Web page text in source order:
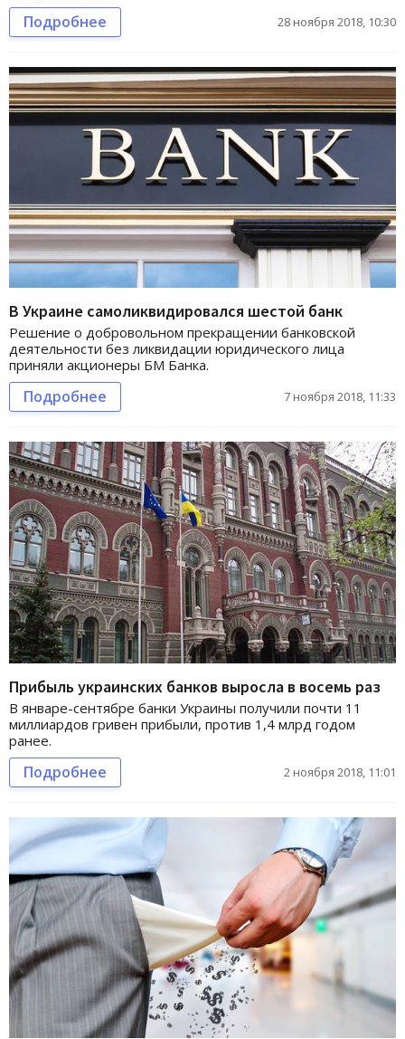
Подробнее 28 ноября 2018, 10:30
В Украине самоликвидировался шестой банк
Решение о добровольном прекращении банковской
деятельности без ликвидации юридического лица
приняли акционеры БМ Банка.
Подробнее 7 ноября 2018, 11:33
Прибыль украинских банков выросла в восемь раз
В январе-сентябре банки Украины получили почти 11
миллиардов гривен прибыли, против 1,4 млрд годом
ранее.
Подробнее 2 ноября 2018, 11:01